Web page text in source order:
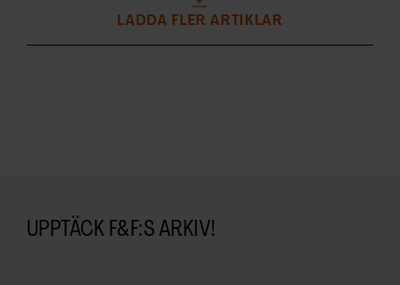
LADDA FLER ARTIKLAR
UPPTÄCK F&F:S ARKIV!